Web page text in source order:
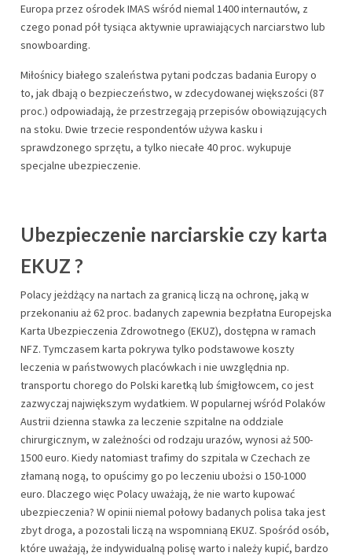
Europa przez ośrodek IMAS wśród niemal 1400 internautów, z
czego ponad pół tysiąca aktywnie uprawiających narciarstwo lub
snowboarding.
Miłośnicy białego szaleństwa pytani podczas badania Europy o
to, jak dbają o bezpieczeństwo, w zdecydowanej większości (87
proc.) odpowiadają, że przestrzegają przepisów obowiązujących
na stoku. Dwie trzecie respondentów używa kasku i
sprawdzonego sprzętu, a tylko niecałe 40 proc. wykupuje
specjalne ubezpieczenie.
Ubezpieczenie narciarskie czy karta
EKUZ ?
Polacy jeżdżący na nartach za granicą liczą na ochronę, jaką w
przekonaniu aż 62 proc. badanych zapewnia bezpłatna Europejska
Karta Ubezpieczenia Zdrowotnego (EKUZ), dostępna w ramach
NFZ. Tymczasem karta pokrywa tylko podstawowe koszty
leczenia w państwowych placówkach i nie uwzględnia np.
transportu chorego do Polski karetką lub śmigłowcem, co jest
zazwyczaj największym wydatkiem. W popularnej wśród Polaków
Austrii dzienna stawka za leczenie szpitalne na oddziale
chirurgicznym, w zależności od rodzaju urazów, wynosi aż 500-
1500 euro. Kiedy natomiast trafimy do szpitala w Czechach ze
złamaną nogą, to opuścimy go po leczeniu ubożsi o 150-1000
euro. Dlaczego więc Polacy uważają, że nie warto kupować
ubezpieczenia? W opinii niemal połowy badanych polisa taka jest
zbyt droga, a pozostali liczą na wspomnianą EKUZ. Spośród osób,
które uważają, że indywidualną polisę warto i należy kupić, bardzo